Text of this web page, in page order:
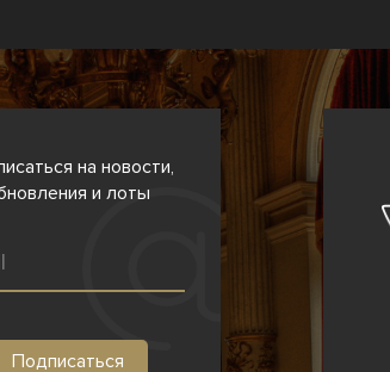
на новости,
и лоты